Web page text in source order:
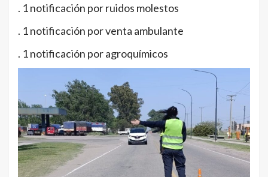
. 1 notificación por ruidos molestos
. 1 notificación por venta ambulante
. 1 notificación por agroquímicos